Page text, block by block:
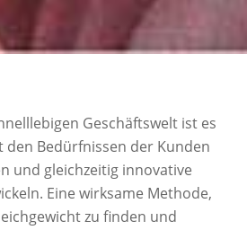
Geschäftswelt ist es
den Bedürfnissen der Kunden
und gleichzeitig innovative
Eine wirksame Methode,
zu finden und